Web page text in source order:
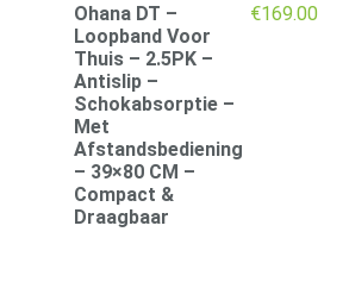
Ohana DT –
Loopband Voor
Thuis – 2.5PK –
Antislip –
Schokabsorptie –
Met
Afstandsbediening
– 39×80 CM –
Compact &
Draagbaar
€169.00